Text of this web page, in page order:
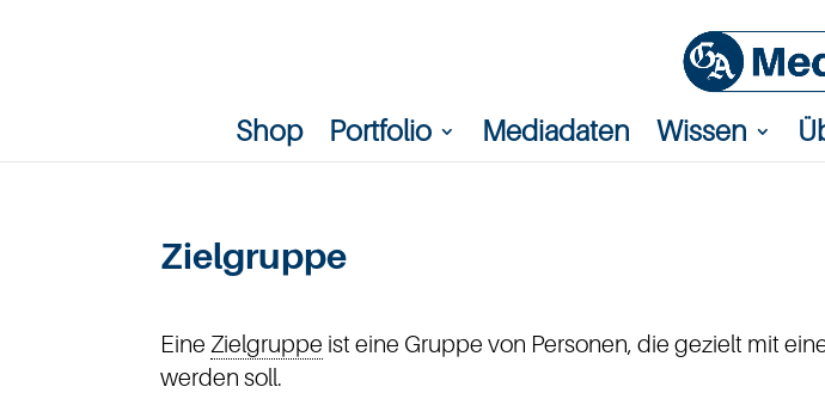
Shop Portfolio Mediadaten Wissen
Zielgruppe
Eine Zielgruppe ist eine Gruppe von Personen, die gezielt mit
werden soll.